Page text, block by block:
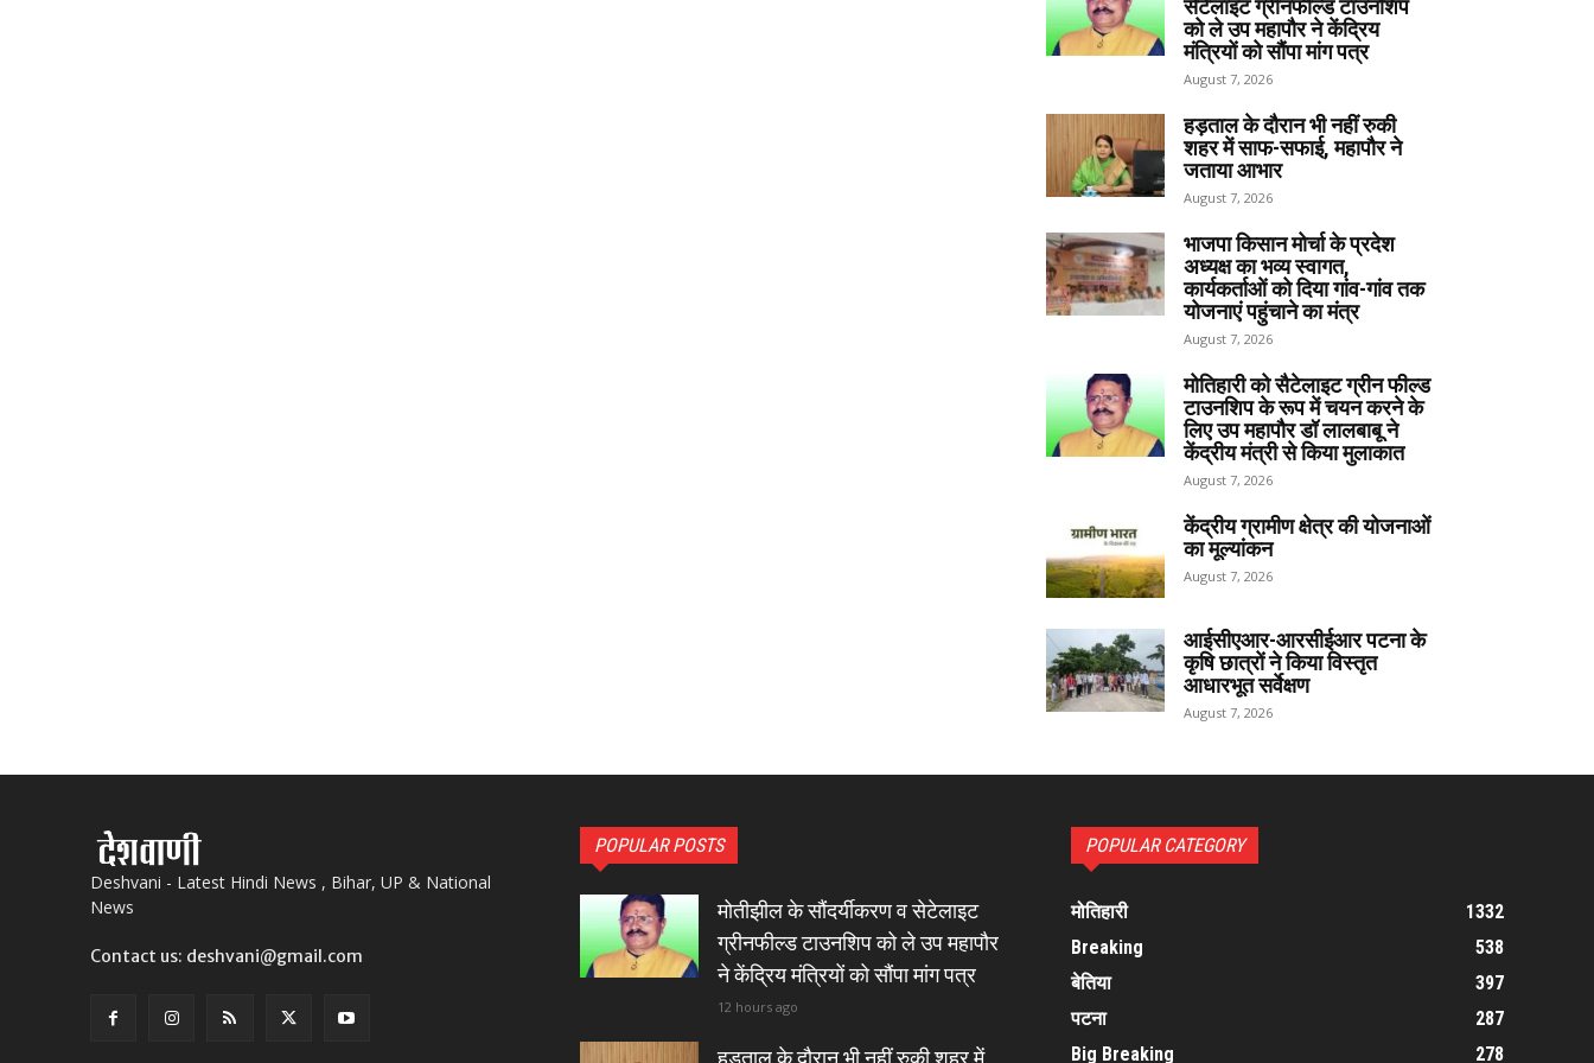
सेटेलाइट ग्रीनफील्ड टाउनशिप
को ले उप महापौर ने केंद्रिय
मंत्रियों को सौंपा मांग पत्र
August 7, 2026
हड़ताल के दौरान भी नहीं रुकी
शहर में साफ-सफाई, महापौर ने
जताया आभार
August 7, 2026
भाजपा किसान मोर्चा के प्रदेश
अध्यक्ष का भव्य स्वागत,
कार्यकर्ताओं को दिया गांव-गांव तक
योजनाएं पहुंचाने का मंत्र
August 7, 2026
मोतिहारी को सैटेलाइट ग्रीन फील्ड
टाउनशिप के रूप में चयन करने के
लिए उप महापौर डॉ लालबाबू ने
केंद्रीय मंत्री से किया मुलाकात
August 7, 2026
केंद्रीय ग्रामीण क्षेत्र की योजनाओं
का मूल्यांकन
August 7, 2026
आईसीएआर-आरसीईआर पटना के
कृषि छात्रों ने किया विस्तृत
आधारभूत सर्वेक्षण
August 7, 2026
Deshvani - Latest Hindi News , Bihar, UP & National
News
Contact us: deshvani@gmail.com
POPULAR POSTS
मोतीझील के सौंदर्यीकरण व सेटेलाइट
ग्रीनफील्ड टाउनशिप को ले उप महापौर
ने केंद्रिय मंत्रियों को सौंपा मांग पत्र
12 hours ago
हड़ताल के दौरान भी नहीं रुकी शहर में
POPULAR CATEGORY
मोतिहारी
1332
Breaking
538
बेतिया
397
पटना
287
Big Breaking
278